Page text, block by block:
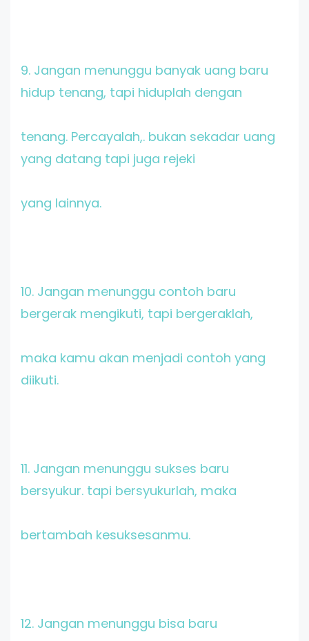
9. Jangan menunggu banyak uang baru
hidup tenang, tapi hiduplah dengan
tenang. Percayalah,. bukan sekadar uang
yang datang tapi juga rejeki
yang lainnya.
10. Jangan menunggu contoh baru
bergerak mengikuti, tapi bergeraklah,
maka kamu akan menjadi contoh yang
diikuti.
11. Jangan menunggu sukses baru
bersyukur. tapi bersyukurlah, maka
bertambah kesuksesanmu.
12. Jangan menunggu bisa baru